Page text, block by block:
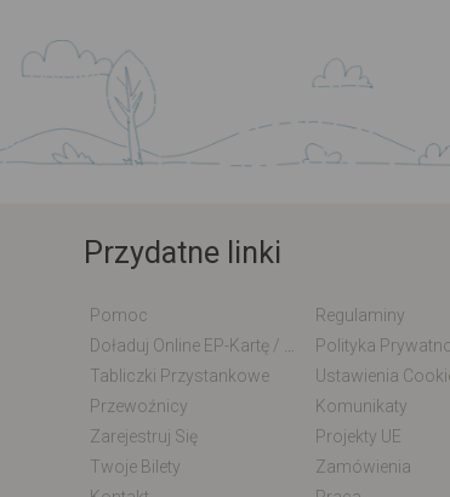
Przydatne linki
Pomoc
Regulaminy
Polityka
Tabliczki Przystankowe
Ustawienia
Przewoźnicy
Komunikaty
Zarejestruj Się
Projekty UE
Twoje Bilety
Zamówienia